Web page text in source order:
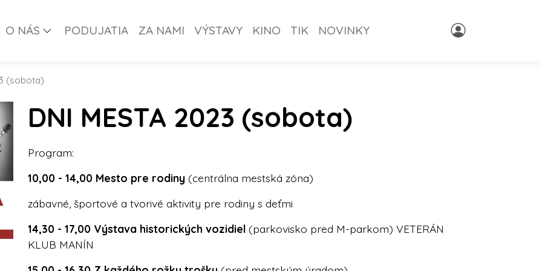
O NÁS PODUJATIA ZA NAMI VÝSTAVY KINO TIK NOVINKY
(sobota)
DNI MESTA 2023 (sobota)
Program:
10,00 - 14,00 Mesto pre rodiny (centrálna mestská zóna)
zábavné, športové a tvorivé aktivity pre rodiny s deťmi
14,30 - 17,00 Výstava historických vozidiel (parkovisko pred M-parkom) VETERÁN
KLUB MANÍN